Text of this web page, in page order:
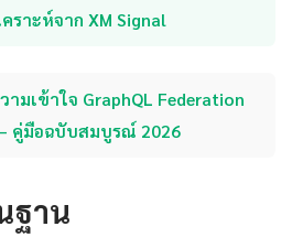
ราะห์จาก XM Signal
ามเข้าใจ GraphQL Federation
คู่มือฉบับสมบูรณ์ 2026
ฐาน